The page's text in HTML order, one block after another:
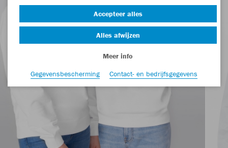
Accepteer alles
Alles afwijzen
Meer info
Gegevensbescherming
Contact- en bedrijfsgegevens